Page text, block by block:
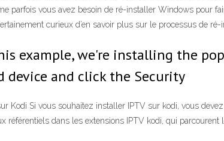
parfois vous avez besoin de ré-installer Windows pour
curieux d’en savoir plus sur le processus de
example, we're installing the
device and click the Security
Kodi Si vous souhaitez installer IPTV sur kodi, vous
référentiels dans les extensions IPTV kodi, qui